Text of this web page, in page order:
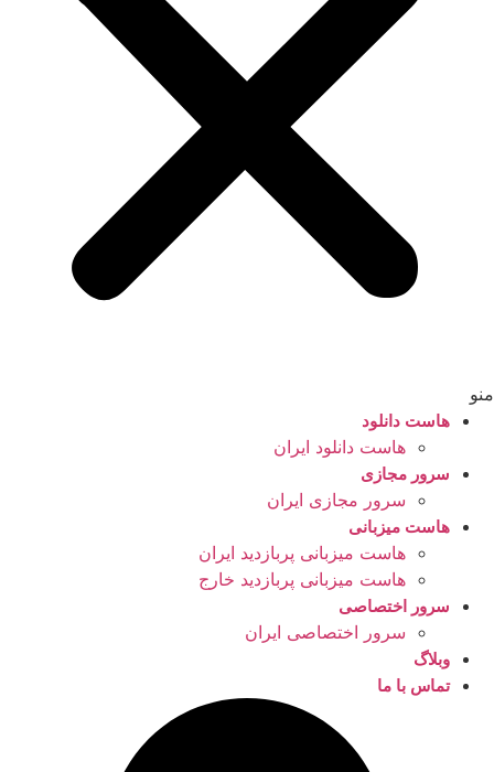
منو
هاست دانلود
هاست دانلود ایران
سرور مجازی
سرور مجازی ایران
هاست میزبانی
هاست میزبانی پربازدید ایران
هاست میزبانی پربازدید خارج
سرور اختصاصی
سرور اختصاصی ایران
وبلاگ
تماس با ما